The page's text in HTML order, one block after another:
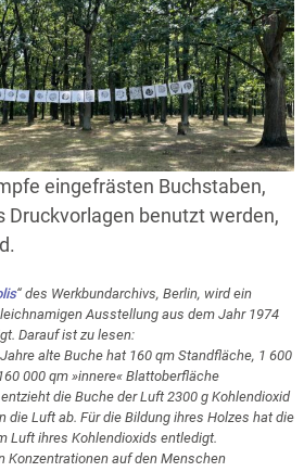
eingefrästen Buchstaben,
Druckvorlagen benutzt werden,
“ des Werkbundarchivs, Berlin, wird ein
Ausstellung aus dem Jahr 1974
Darauf ist zu lesen:
alte Buche hat 160 qm Standfläche, 1 600
000 qm »innere« Blattoberfläche
die Buche der Luft 2300 g Kohlendioxid
die Luft ab. Für die Bildung ihres Holzes hat die
Luft ihres Kohlendioxids entledigt.
Konzentrationen auf den Menschen